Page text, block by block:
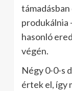
produkálnia
hasonló
végén.
Négy 0-0-s
értek el, így